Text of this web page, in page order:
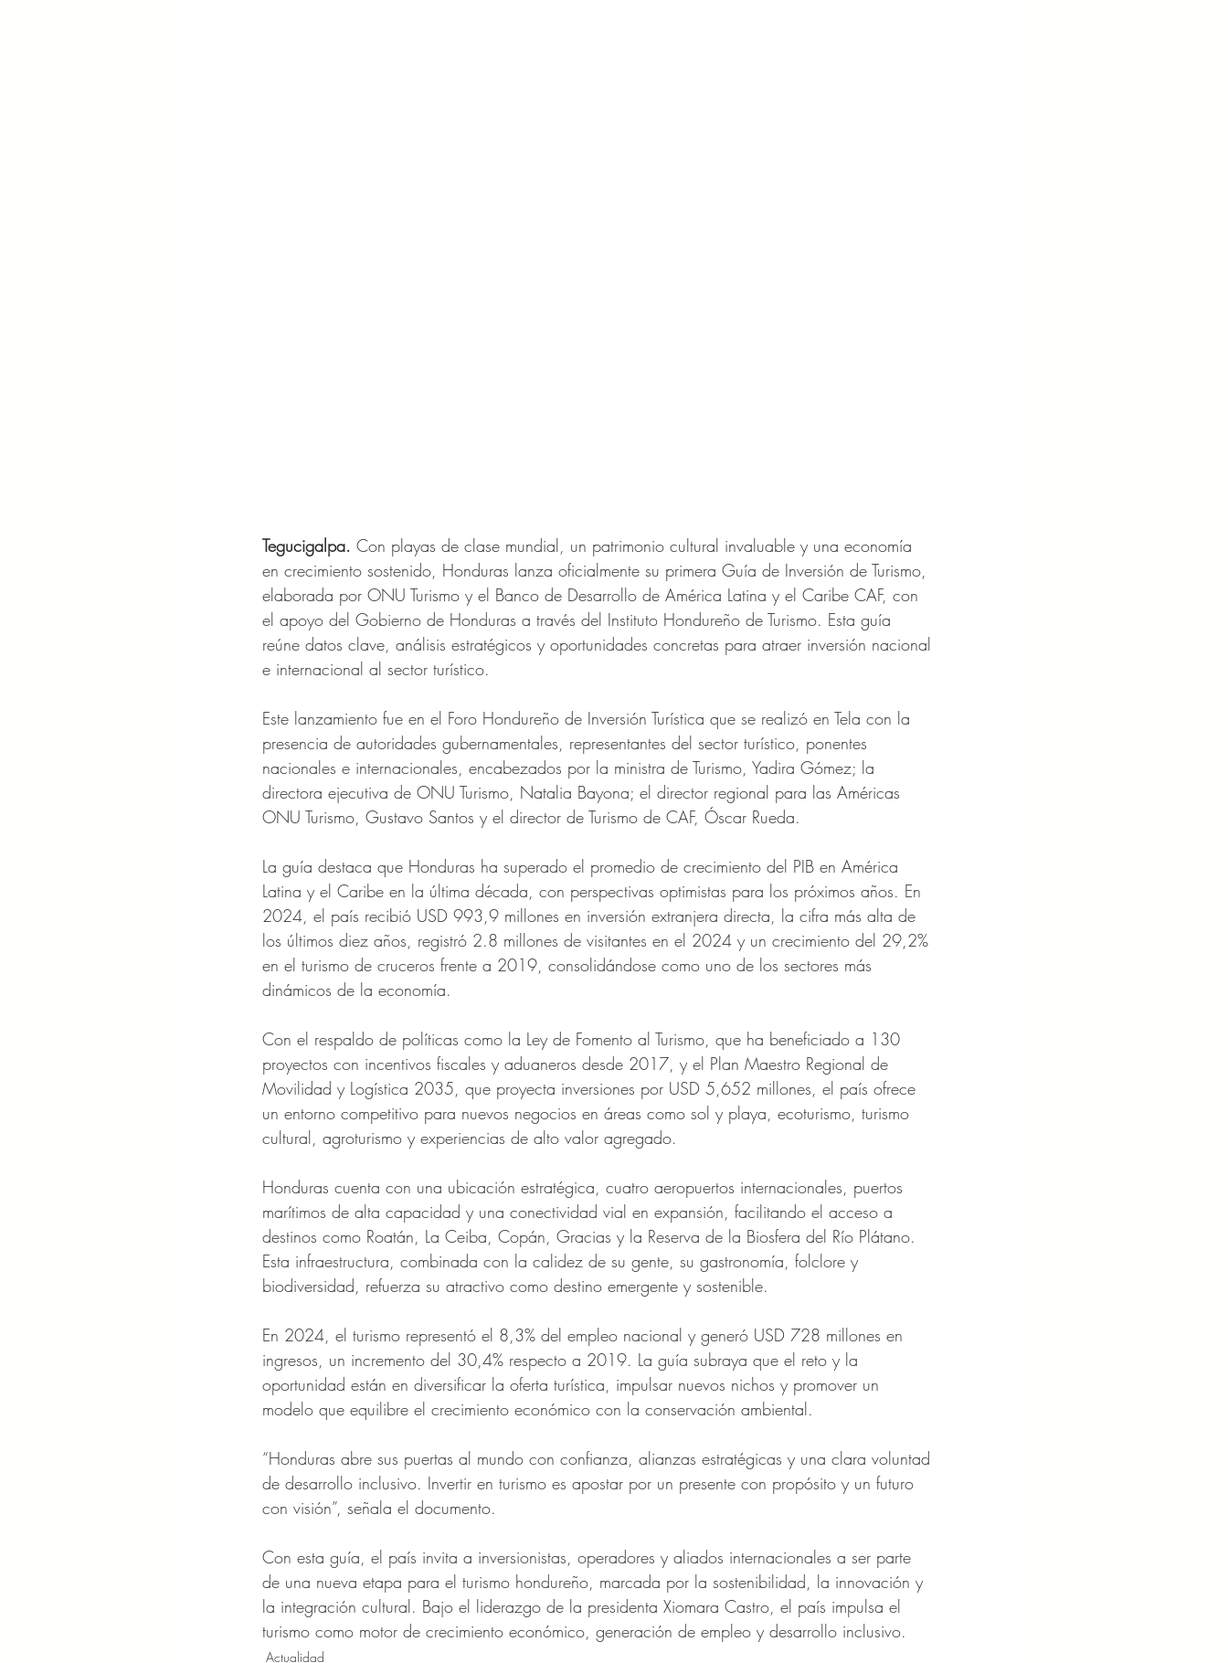
Tegucigalpa. Con playas de clase mundial, un patrimonio cultural invaluable y una economía
en crecimiento sostenido, Honduras lanza oficialmente su primera Guía de Inversión de Turismo,
elaborada por ONU Turismo y el Banco de Desarrollo de América Latina y el Caribe CAF, con
el apoyo del Gobierno de Honduras a través del Instituto Hondureño de Turismo. Esta guía
reúne datos clave, análisis estratégicos y oportunidades concretas para atraer inversión nacional
e internacional al sector turístico.
Este lanzamiento fue en el Foro Hondureño de Inversión Turística que se realizó en Tela con la
presencia de autoridades gubernamentales, representantes del sector turístico, ponentes
nacionales e internacionales, encabezados por la ministra de Turismo, Yadira Gómez; la
directora ejecutiva de ONU Turismo, Natalia Bayona; el director regional para las Américas
ONU Turismo, Gustavo Santos y el director de Turismo de CAF, Óscar Rueda.
La guía destaca que Honduras ha superado el promedio de crecimiento del PIB en América
Latina y el Caribe en la última década, con perspectivas optimistas para los próximos años. En
2024, el país recibió USD 993,9 millones en inversión extranjera directa, la cifra más alta de
los últimos diez años, registró 2.8 millones de visitantes en el 2024 y un crecimiento del 29,2%
en el turismo de cruceros frente a 2019, consolidándose como uno de los sectores más
dinámicos de la economía.
Con el respaldo de políticas como la Ley de Fomento al Turismo, que ha beneficiado a 130
proyectos con incentivos fiscales y aduaneros desde 2017, y el Plan Maestro Regional de
Movilidad y Logística 2035, que proyecta inversiones por USD 5,652 millones, el país ofrece
un entorno competitivo para nuevos negocios en áreas como sol y playa, ecoturismo, turismo
cultural, agroturismo y experiencias de alto valor agregado.
Honduras cuenta con una ubicación estratégica, cuatro aeropuertos internacionales, puertos
marítimos de alta capacidad y una conectividad vial en expansión, facilitando el acceso a
destinos como Roatán, La Ceiba, Copán, Gracias y la Reserva de la Biosfera del Río Plátano.
Esta infraestructura, combinada con la calidez de su gente, su gastronomía, folclore y
biodiversidad, refuerza su atractivo como destino emergente y sostenible.
En 2024, el turismo representó el 8,3% del empleo nacional y generó USD 728 millones en
ingresos, un incremento del 30,4% respecto a 2019. La guía subraya que el reto y la
oportunidad están en diversificar la oferta turística, impulsar nuevos nichos y promover un
modelo que equilibre el crecimiento económico con la conservación ambiental.
“Honduras abre sus puertas al mundo con confianza, alianzas estratégicas y una clara voluntad
de desarrollo inclusivo. Invertir en turismo es apostar por un presente con propósito y un futuro
con visión”, señala el documento.
Con esta guía, el país invita a inversionistas, operadores y aliados internacionales a ser parte
de una nueva etapa para el turismo hondureño, marcada por la sostenibilidad, la innovación y
la integración cultural. Bajo el liderazgo de la presidenta Xiomara Castro, el país impulsa el
turismo como motor de crecimiento económico, generación de empleo y desarrollo inclusivo.
Actualidad